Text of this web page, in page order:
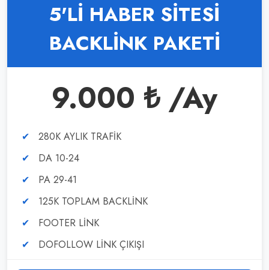
5'Lİ HABER SİTESİ
BACKLİNK PAKETİ
9.000 ₺ /Ay
280K AYLIK TRAFİK
DA 10-24
PA 29-41
125K TOPLAM BACKLİNK
FOOTER LİNK
DOFOLLOW LİNK ÇIKIŞI